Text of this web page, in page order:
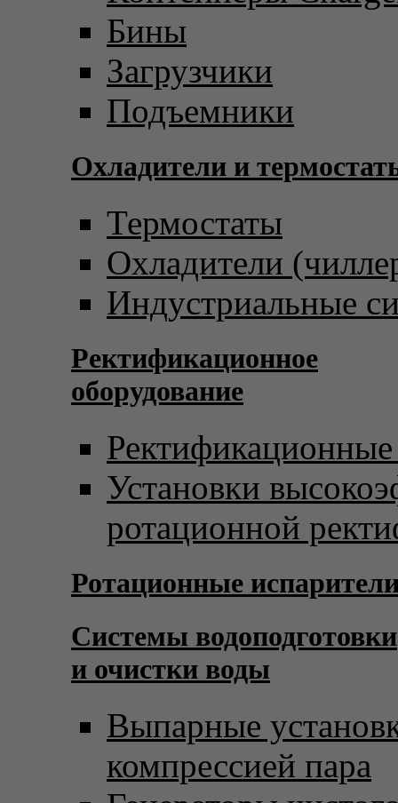
Бины
Загрузчики
Подъемники
Охладители и
Термостаты
Охладители
Индустриальные
Ректификационное
оборудование
Установки
ротационной
Ротационные
Системы водоподготовки
и очистки воды
Выпарные
компрессией пара